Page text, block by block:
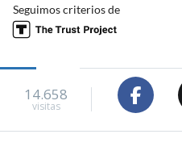
Seguimos criterios de
14.658
visitas